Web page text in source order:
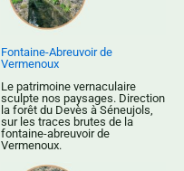
Fontaine-Abreuvoir de
Vermenoux
Le patrimoine vernaculaire
sculpte nos paysages. Direction
la forêt du Devès à Séneujols,
sur les traces brutes de la
fontaine-abreuvoir de
Vermenoux.